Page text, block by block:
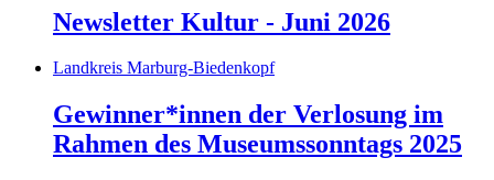
Newsletter Kultur - Juni 2026
Landkreis Marburg-Biedenkopf
Gewinner*innen der Verlosung im
Rahmen des Museumssonntags 2025